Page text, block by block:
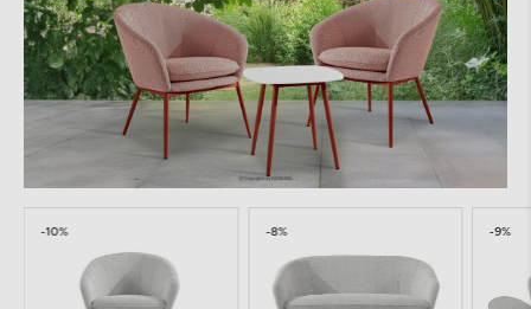
-10% -8% -9%